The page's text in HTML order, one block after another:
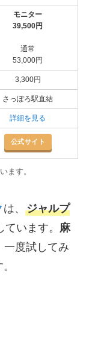
モニター
39,500円
通常
53,000円
3,300円
さっぽろ駅直結
詳細を見る
公式サイト
ます。
は、 ジャルプ
います。 麻
一度試してみ